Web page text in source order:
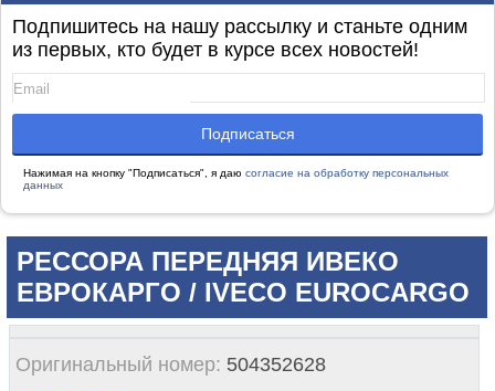
Подпишитесь на нашу рассылку и станьте одним
из первых, кто будет в курсе всех новостей!
Нажимая на кнопку "Подписаться", я даю согласие на обработку персональных
данных
РЕССОРА ПЕРЕДНЯЯ ИВЕКО
ЕВРОКАРГО / IVECO EUROCARGO
Оригинальный номер: 504352628